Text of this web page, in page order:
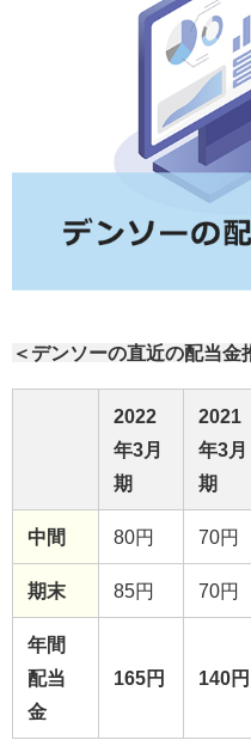
＜デンソーの直近の配当金
2022
年3月
期
2021
年3月
期
中間 80円 70円
期末 85円 70円
年間
配当
金
165円 140円